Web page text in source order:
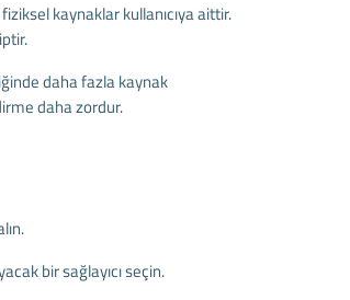
kaynaklar kullanıcıya aittir.
daha fazla kaynak
daha zordur.
bir sağlayıcı seçin.